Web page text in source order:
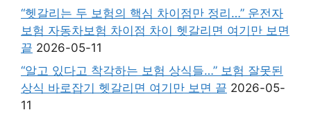
“헷갈리는 두 보험의 핵심 차이점만 정리…” 운전자
보험 자동차보험 차이점 차이 헷갈리면 여기만 보면
끝 2026-05-11
“알고 있다고 착각하는 보험 상식들…” 보험 잘못된
상식 바로잡기 헷갈리면 여기만 보면 끝 2026-05-
11